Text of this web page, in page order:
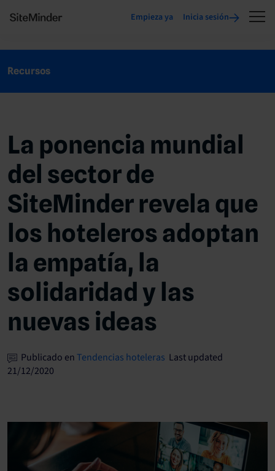
Empieza ya Inicia sesión
Recursos
La ponencia mundial
del sector de
SiteMinder revela que
los hoteleros adoptan
la empatía, la
solidaridad y las
nuevas ideas
Publicado en Tendencias hoteleras Last updated
21/12/2020